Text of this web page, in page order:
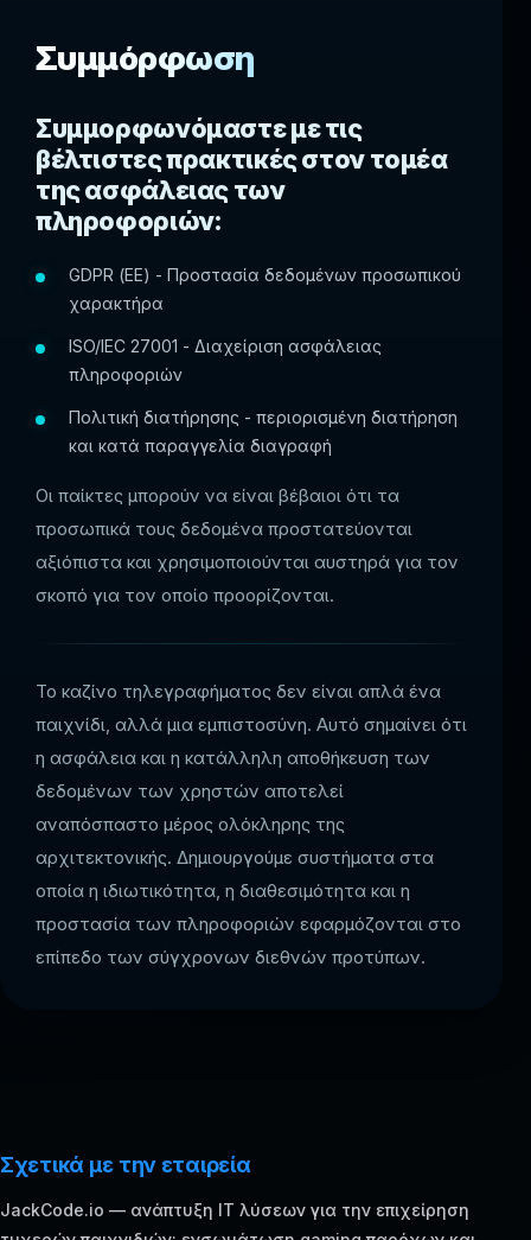
Συμμόρφωση
Συμμορφωνόμαστε με τις
βέλτιστες πρακτικές στον τομέα
της ασφάλειας των
πληροφοριών:
GDPR (ΕΕ) - Προστασία δεδομένων προσωπικού
χαρακτήρα
ISO/IEC 27001 - Διαχείριση ασφάλειας
πληροφοριών
Πολιτική διατήρησης - περιορισμένη διατήρηση
και κατά παραγγελία διαγραφή
Οι παίκτες μπορούν να είναι βέβαιοι ότι τα
προσωπικά τους δεδομένα προστατεύονται
αξιόπιστα και χρησιμοποιούνται αυστηρά για τον
σκοπό για τον οποίο προορίζονται.
Το καζίνο τηλεγραφήματος δεν είναι απλά ένα
παιχνίδι, αλλά μια εμπιστοσύνη. Αυτό σημαίνει ότι
η ασφάλεια και η κατάλληλη αποθήκευση των
δεδομένων των χρηστών αποτελεί
αναπόσπαστο μέρος ολόκληρης της
αρχιτεκτονικής. Δημιουργούμε συστήματα στα
οποία η ιδιωτικότητα, η διαθεσιμότητα και η
προστασία των πληροφοριών εφαρμόζονται στο
επίπεδο των σύγχρονων διεθνών προτύπων.
Σχετικά με την εταιρεία
JackCode.io — ανάπτυξη IT λύσεων για την επιχείρηση